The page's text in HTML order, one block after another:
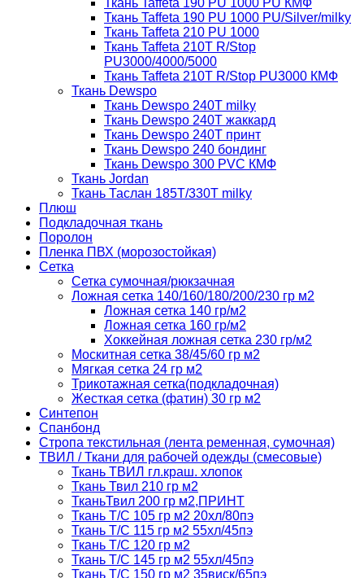
Ткань Taffeta 190 PU 1000 PU КМФ
Ткань Taffeta 190 PU 1000 PU/Silver/milky
Ткань Taffeta 210 PU 1000
Ткань Taffeta 210Т R/Stop
PU3000/4000/5000
Ткань Taffeta 210Т R/Stop PU3000 КМФ
Ткань Dewspo
Ткань Dewspo 240Т milky
Ткань Dewspo 240T жаккард
Ткань Dewspo 240Т принт
Ткань Dewspo 240 бондинг
Ткань Dewspo 300 PVC КМФ
Ткань Jordan
Ткань Таслан 185T/330T milky
Плюш
Подкладочная ткань
Поролон
Пленка ПВХ (морозостойкая)
Сетка
Сетка сумочная/рюкзачная
Ложная сетка 140/160/180/200/230 гр м2
Ложная сетка 140 гр/м2
Ложная сетка 160 гр/м2
Хоккейная ложная сетка 230 гр/м2
Москитная сетка 38/45/60 гр м2
Мягкая сетка 24 гр м2
Трикотажная сетка(подкладочная)
Жесткая сетка (фатин) 30 гр м2
Синтепон
Спанбонд
Стропа текстильная (лента ременная, сумочная)
ТВИЛ / Ткани для рабочей одежды (смесовые)
Ткань ТВИЛ гл.краш. хлопок
Ткань Твил 210 гр м2
ТканьТвил 200 гр м2,ПРИНТ
Ткань Т/C 105 гр м2 20хл/80пэ
Ткань Т/C 115 гр м2 55хл/45пэ
Ткань Т/C 120 гр м2
Ткань Т/C 145 гр м2 55хл/45пэ
Ткань Т/C 150 гр м2 35виск/65пэ